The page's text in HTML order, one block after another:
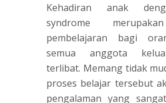
Kehadiran anak
syndrome
pembelajaran bagi
semua anggota
terlibat. Memang tidak
proses belajar tersebut
pengalaman yang